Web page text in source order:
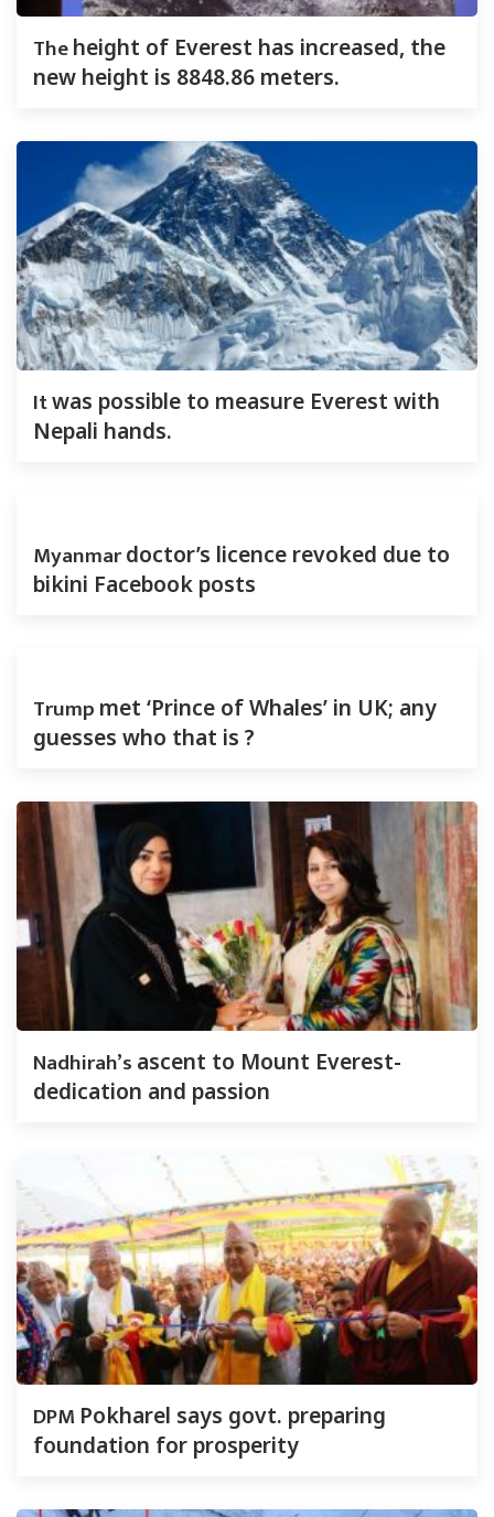
Theheight of Everest has increased, the
new height is 8848.86 meters.
Itwas possible to measure Everest with
Nepali hands.
Myanmardoctor’s licence revoked due to
bikini Facebook posts
Trump met ‘Prince of Whales’ in UK; any
guesses who that is ?
Nadhirah’s ascent to Mount Everest-
dedication and passion
DPM Pokharel says govt. preparing
foundation for prosperity